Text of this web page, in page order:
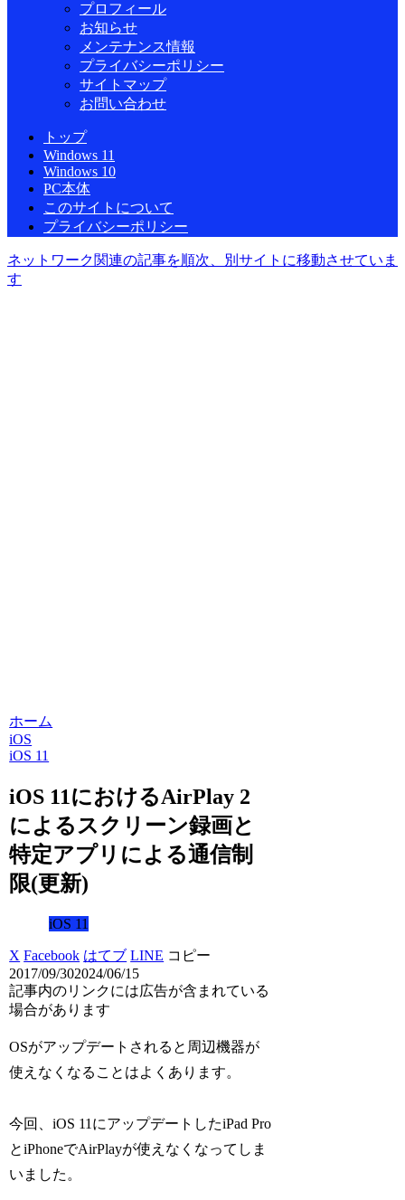
プロフィール
お知らせ
メンテナンス情報
プライバシーポリシー
サイトマップ
お問い合わせ
トップ
Windows 11
Windows 10
PC本体
このサイトについて
プライバシーポリシー
ネットワーク関連の記事を順次、別サイトに移動させていま
す
ホーム
iOS
iOS 11
iOS 11におけるAirPlay 2
によるスクリーン録画と
特定アプリによる通信制
限(更新)
iOS 11
X Facebook はてブ LINE コピー
2017/09/302024/06/15
記事内のリンクには広告が含まれている
場合があります
OSがアップデートされると周辺機器が
使えなくなることはよくあります。
今回、iOS 11にアップデートしたiPad Pro
とiPhoneでAirPlayが使えなくなってしま
いました。